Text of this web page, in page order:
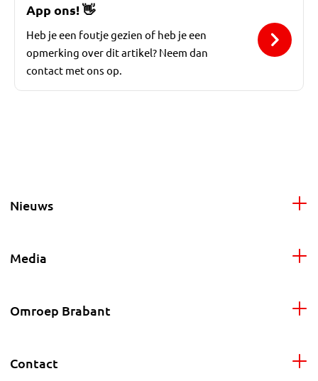
App ons!👋
Heb je een foutje gezien of heb je een
opmerking over dit artikel? Neem dan
contact met ons op.
Nieuws
Media
Omroep Brabant
Contact